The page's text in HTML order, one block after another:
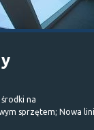
na
sprzętem; Nowa